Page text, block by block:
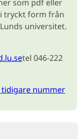
som pdf eller
tryckt form från
universitet.
tel 046-222
nummer